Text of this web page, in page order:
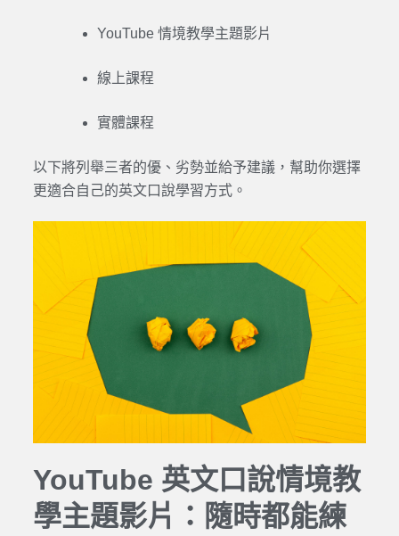
YouTube 情境教學主題影片
線上課程
實體課程
以下將列舉三者的優、劣勢並給予建議，幫助你選擇
更適合自己的英文口說學習方式。
YouTube 英文口說情境教
學主題影片：隨時都能練